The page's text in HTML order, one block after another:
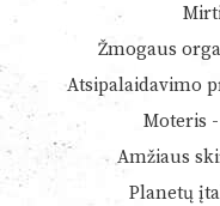
Žmogaus
Atsipalaidavimo
Moteris
Amžiaus
Planetų